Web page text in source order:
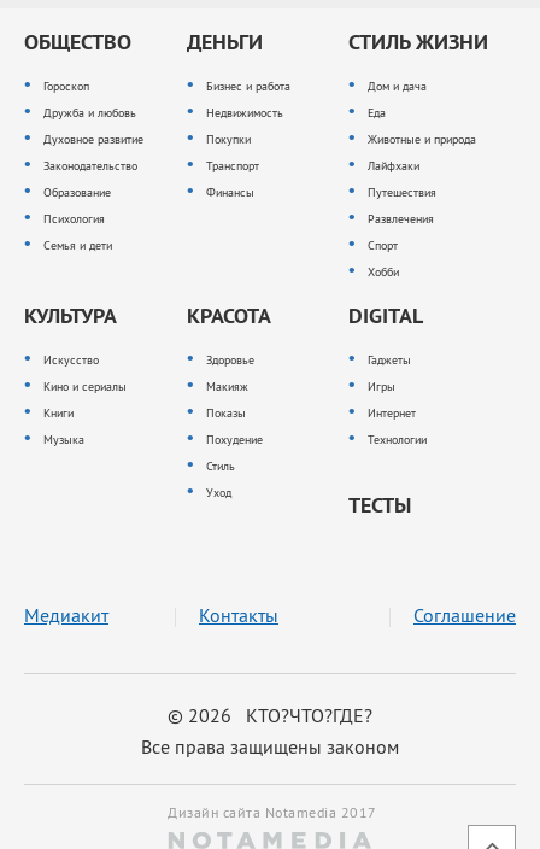
ОБЩЕСТВО
Гороскоп
Дружба и любовь
Духовное развитие
Законодательство
Образование
Психология
Семья и дети
ДЕНЬГИ
Бизнес и работа
Недвижимость
Покупки
Транспорт
Финансы
СТИЛЬ ЖИЗНИ
Дом и дача
Еда
Животные и природа
Лайфхаки
Путешествия
Развлечения
Спорт
Хобби
КУЛЬТУРА
Искусство
Кино и сериалы
Книги
Музыка
КРАСОТА
Здоровье
Макияж
Показы
Похудение
Стиль
Уход
DIGITAL
Гаджеты
Игры
Интернет
Технологии
ТЕСТЫ
© 2026 КТО?ЧТО?ГДЕ?
Все права защищены законом
Медиакит Контакты Соглашение
Дизайн сайта Notamedia 2017